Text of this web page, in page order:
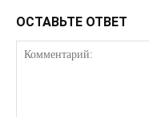
ОСТАВЬТЕ ОТВЕТ